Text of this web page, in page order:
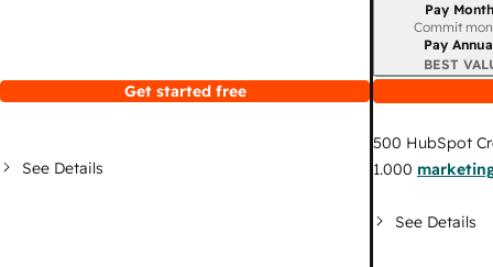
Get started free
See Details
Billing period
Pay
Commit
Pay
BEST
500 HubSpot
1.000
See Details